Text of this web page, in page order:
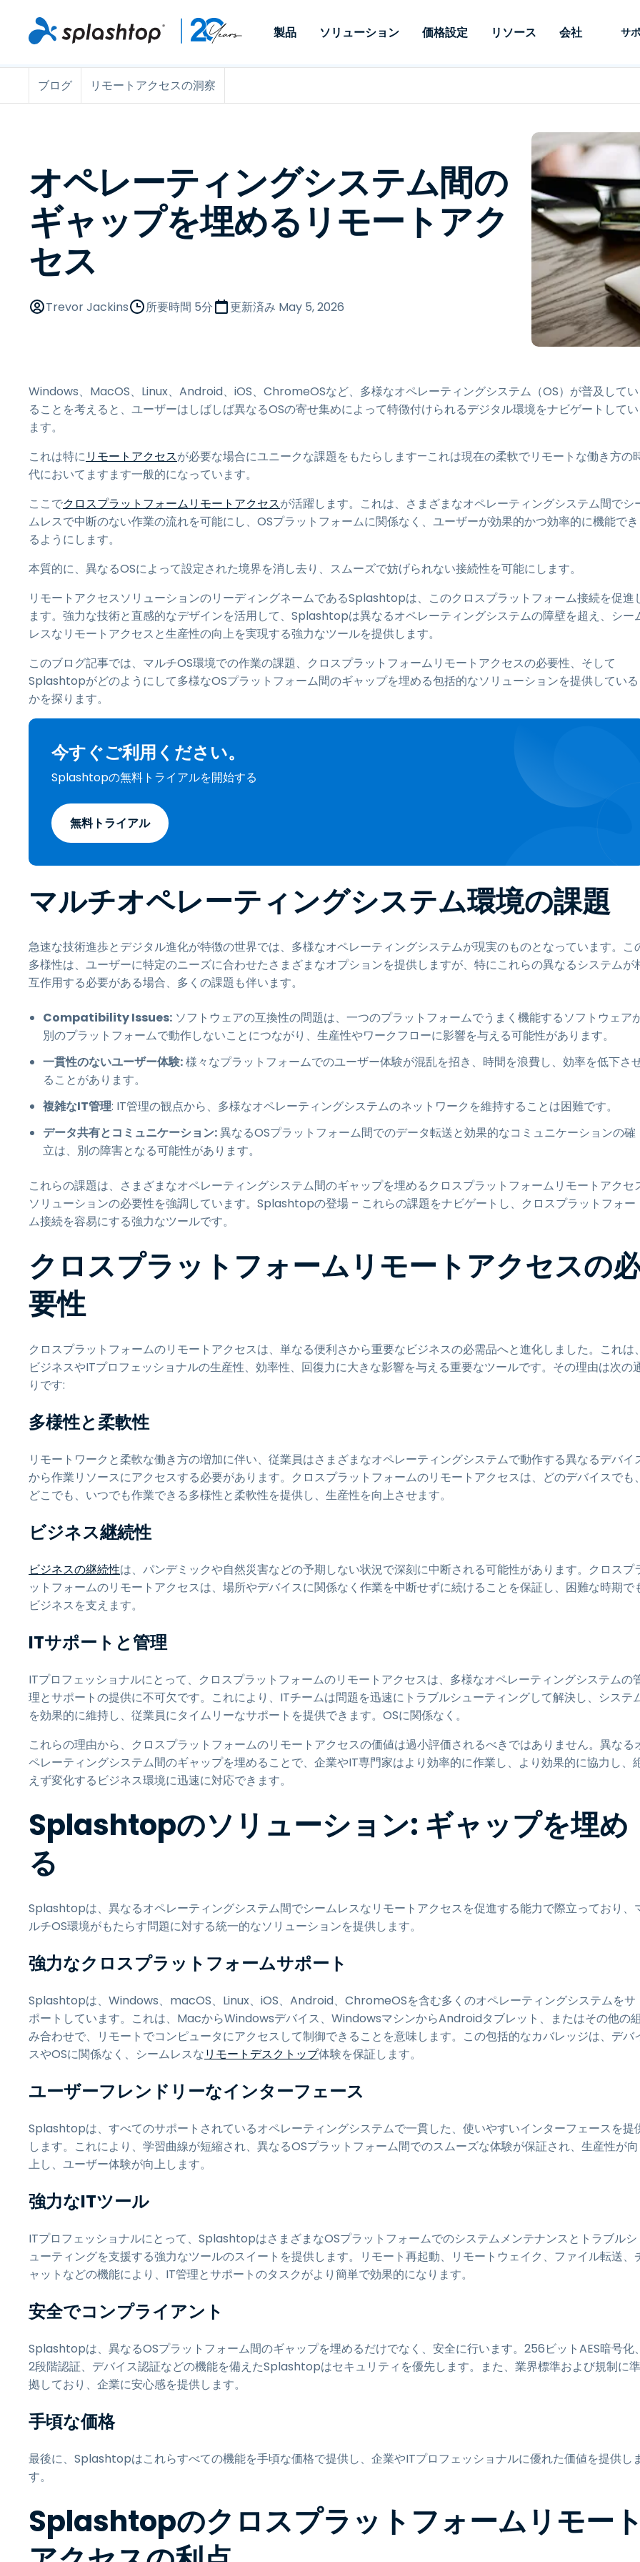
製品
Remote Access
チ管理はアドオンとして利
用できます。オンプレミス
オプションが利用可能で
す。
用、自動化、完全な可視性
と制御を提供し、ITプロフ
ェッショナルがデバイスを
リモートで監視、管理、保
護できるようにします。
レードのリモ
とリモートサ
プレミスオプ
可能です。
ソリューション
エンドポイント管理とセキュ
リティ
MSP
OEM
Intuneをさらに強力に
リスクとコンプライアンス
RDP/VPNの代替製品
VDI/DaaSの代替製品
RDP/SSH/VNCによるリモー
エンドポイントセキュリティ
メディア
ント
医療
小売り
政府およ
アーキテ
財務・会
すべての
価格設定 リソース
リモートアクセス
リモート学習
競合他社との比較
データシート
デモ動画
ウェビナー
メディア
ント
MSP
小売り
テクノロ
すべての
会社
お問い合わせ
顧客
サ
システム
ブログ リモートアクセスの洞察
オペレーティングシステム間の
ギャップを埋めるリモートアク
セス
Trevor Jackins 所要時間 5分 更新済み May 5, 2026
Windows、MacOS、Linux、Android、iOS、ChromeOSなど、多様なオペレーティングシステム（OS）が普及してい
ることを考えると、ユーザーはしばしば異なるOSの寄せ集めによって特徴付けられるデジタル環境をナビゲートしてい
ます。
これは特にリモートアクセスが必要な場合にユニークな課題をもたらします—これは現在の柔軟でリモートな働き方の
代においてますます一般的になっています。
ここでクロスプラットフォームリモートアクセスが活躍します。これは、さまざまなオペレーティングシステム間でシ
ムレスで中断のない作業の流れを可能にし、OSプラットフォームに関係なく、ユーザーが効果的かつ効率的に機能でき
るようにします。
本質的に、異なるOSによって設定された境界を消し去り、スムーズで妨げられない接続性を可能にします。
リモートアクセスソリューションのリーディングネームであるSplashtopは、このクロスプラットフォーム接続を促進
ます。強力な技術と直感的なデザインを活用して、Splashtopは異なるオペレーティングシステムの障壁を超え、シー
レスなリモートアクセスと生産性の向上を実現する強力なツールを提供します。
このブログ記事では、マルチOS環境での作業の課題、クロスプラットフォームリモートアクセスの必要性、そして
Splashtopがどのようにして多様なOSプラットフォーム間のギャップを埋める包括的なソリューションを提供している
かを探ります。
今すぐご利用ください。
Splashtopの無料トライアルを開始する
無料トライアル
マルチオペレーティングシステム環境の課題
急速な技術進歩とデジタル進化が特徴の世界では、多様なオペレーティングシステムが現実のものとなっています。こ
多様性は、ユーザーに特定のニーズに合わせたさまざまなオプションを提供しますが、特にこれらの異なるシステムが
互作用する必要がある場合、多くの課題も伴います。
Compatibility Issues: ソフトウェアの互換性の問題は、一つのプラットフォームでうまく機能するソフトウェア
別のプラットフォームで動作しないことにつながり、生産性やワークフローに影響を与える可能性があります。
一貫性のないユーザー体験:様々なプラットフォームでのユーザー体験が混乱を招き、時間を浪費し、効率を低下さ
ることがあります。
複雑なIT管理: IT管理の観点から、多様なオペレーティングシステムのネットワークを維持することは困難です。
データ共有とコミュニケーション:異なるOSプラットフォーム間でのデータ転送と効果的なコミュニケーションの確
立は、別の障害となる可能性があります。
これらの課題は、さまざまなオペレーティングシステム間のギャップを埋めるクロスプラットフォームリモートアクセ
ソリューションの必要性を強調しています。Splashtopの登場 – これらの課題をナビゲートし、クロスプラットフォー
ム接続を容易にする強力なツールです。
クロスプラットフォームリモートアクセスの
要性
クロスプラットフォームのリモートアクセスは、単なる便利さから重要なビジネスの必需品へと進化しました。これは、
ビジネスやITプロフェッショナルの生産性、効率性、回復力に大きな影響を与える重要なツールです。その理由は次の
りです:
多様性と柔軟性
リモートワークと柔軟な働き方の増加に伴い、従業員はさまざまなオペレーティングシステムで動作する異なるデバイ
から作業リソースにアクセスする必要があります。クロスプラットフォームのリモートアクセスは、どのデバイスでも、
どこでも、いつでも作業できる多様性と柔軟性を提供し、生産性を向上させます。
ビジネス継続性
ビジネスの継続性は、パンデミックや自然災害などの予期しない状況で深刻に中断される可能性があります。クロスプ
ットフォームのリモートアクセスは、場所やデバイスに関係なく作業を中断せずに続けることを保証し、困難な時期で
ビジネスを支えます。
ITサポートと管理
ITプロフェッショナルにとって、クロスプラットフォームのリモートアクセスは、多様なオペレーティングシステムの
理とサポートの提供に不可欠です。これにより、ITチームは問題を迅速にトラブルシューティングして解決し、システ
を効果的に維持し、従業員にタイムリーなサポートを提供できます。OSに関係なく。
これらの理由から、クロスプラットフォームのリモートアクセスの価値は過小評価されるべきではありません。異なる
ペレーティングシステム間のギャップを埋めることで、企業やIT専門家はより効率的に作業し、より効果的に協力し、
えず変化するビジネス環境に迅速に対応できます。
Splashtopのソリューション: ギャップを埋め
る
Splashtopは、異なるオペレーティングシステム間でシームレスなリモートアクセスを促進する能力で際立っており、
ルチOS環境がもたらす問題に対する統一的なソリューションを提供します。
強力なクロスプラットフォームサポート
Splashtopは、Windows、macOS、Linux、iOS、Android、ChromeOSを含む多くのオペレーティングシステムをサ
ポートしています。これは、MacからWindowsデバイス、WindowsマシンからAndroidタブレット、またはその他の
み合わせで、リモートでコンピュータにアクセスして制御できることを意味します。この包括的なカバレッジは、デバ
スやOSに関係なく、シームレスなリモートデスクトップ体験を保証します。
ユーザーフレンドリーなインターフェース
Splashtopは、すべてのサポートされているオペレーティングシステムで一貫した、使いやすいインターフェースを提
します。これにより、学習曲線が短縮され、異なるOSプラットフォーム間でのスムーズな体験が保証され、生産性が向
上し、ユーザー体験が向上します。
強力なITツール
ITプロフェッショナルにとって、SplashtopはさまざまなOSプラットフォームでのシステムメンテナンスとトラブルシ
ューティングを支援する強力なツールのスイートを提供します。リモート再起動、リモートウェイク、ファイル転送、
ャットなどの機能により、IT管理とサポートのタスクがより簡単で効果的になります。
安全でコンプライアント
Splashtopは、異なるOSプラットフォーム間のギャップを埋めるだけでなく、安全に行います。256ビットAES暗号化、
2段階認証、デバイス認証などの機能を備えたSplashtopはセキュリティを優先します。また、業界標準および規制に準
拠しており、企業に安心感を提供します。
手頃な価格
最後に、Splashtopはこれらすべての機能を手頃な価格で提供し、企業やITプロフェッショナルに優れた価値を提供し
す。
Splashtopのクロスプラットフォームリモート